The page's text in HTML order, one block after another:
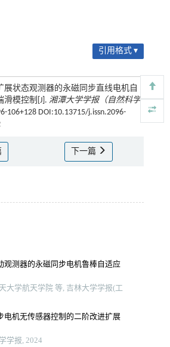
引用格式 ▾
展状态观测器的永磁同步直线电机自
滑模控制[J]. 湘潭大学学报（自然科学
106+128 DOI:10.13715/j.issn.2096-
下一篇